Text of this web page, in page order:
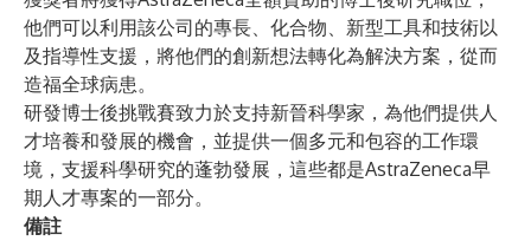
他們可以利用該公司的專長、化合物、新型工具和技術以
及指導性支援，將他們的創新想法轉化為解決方案，從而
造福全球病患。
研發博士後挑戰賽致力於支持新晉科學家，為他們提供人
才培養和發展的機會，並提供一個多元和包容的工作環
境，支援科學研究的蓬勃發展，這些都是AstraZeneca早
期人才專案的一部分。
備註